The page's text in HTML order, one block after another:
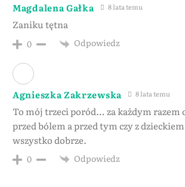
Magdalena Gałka 8 lata temu
Zaniku tętna
0 Odpowiedz
Agnieszka Zakrzewska 8 lata temu
To mój trzeci poród… za każdym razem
przed bólem a przed tym czy z
wszystko dobrze.
0 Odpowiedz